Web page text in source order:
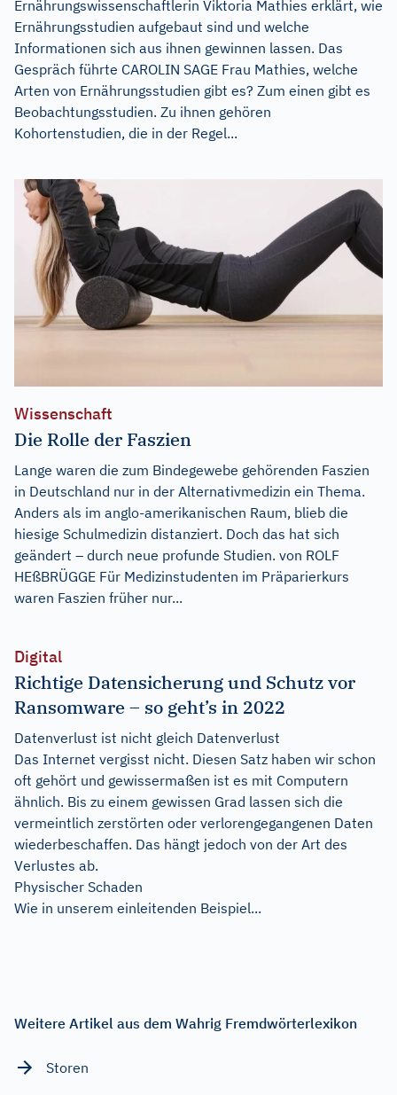
Ernährungswissenschaftlerin Viktoria Mathies erklärt, wie
Ernährungsstudien aufgebaut sind und welche
Informationen sich aus ihnen gewinnen lassen. Das
Gespräch führte CAROLIN SAGE Frau Mathies, welche
Arten von Ernährungsstudien gibt es? Zum einen gibt es
Beobachtungsstudien. Zu ihnen gehören
Kohortenstudien, die in der Regel...
Wissenschaft
Die Rolle der Faszien
Lange waren die zum Bindegewebe gehörenden Faszien
in Deutschland nur in der Alternativmedizin ein Thema.
Anders als im anglo-amerikanischen Raum, blieb die
hiesige Schulmedizin distanziert. Doch das hat sich
geändert – durch neue profunde Studien. von ROLF
HEßBRÜGGE Für Medizinstudenten im Präparierkurs
waren Faszien früher nur...
Digital
Richtige Datensicherung und Schutz vor
Ransomware – so geht’s in 2022
Datenverlust ist nicht gleich Datenverlust
Das Internet vergisst nicht. Diesen Satz haben wir schon
oft gehört und gewissermaßen ist es mit Computern
ähnlich. Bis zu einem gewissen Grad lassen sich die
vermeintlich zerstörten oder verlorengegangenen Daten
wiederbeschaffen. Das hängt jedoch von der Art des
Verlustes ab.
Physischer Schaden
Wie in unserem einleitenden Beispiel...
Weitere Artikel aus dem Wahrig Fremdwörterlexikon
Storen